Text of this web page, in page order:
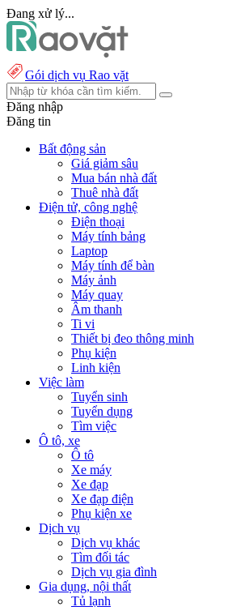
Đang xử lý...
Gói dịch vụ Rao vặt
Đăng nhập
Đăng tin
Bất động sản
Giá giảm sâu
Mua bán nhà đất
Thuê nhà đất
Điện tử, công nghệ
Điện thoại
Máy tính bảng
Laptop
Máy tính để bàn
Máy ảnh
Máy quay
Âm thanh
Ti vi
Thiết bị đeo thông minh
Phụ kiện
Linh kiện
Việc làm
Tuyển sinh
Tuyển dụng
Tìm việc
Ô tô, xe
Ô tô
Xe máy
Xe đạp
Xe đạp điện
Phụ kiện xe
Dịch vụ
Dịch vụ khác
Tìm đối tác
Dịch vụ gia đình
Gia dụng, nội thất
Tủ lạnh